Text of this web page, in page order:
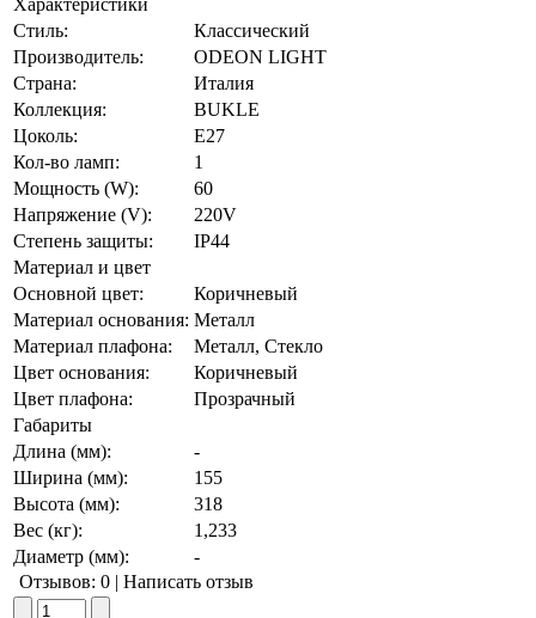
Характеристики
Стиль:
Классический
Производитель:
ODEON LIGHT
Страна:
Италия
Коллекция:
BUKLE
Цоколь:
E27
Кол-во ламп:
1
Мощность (W):
60
Напряжение (V):
220V
Степень защиты:
IP44
Материал и цвет
Основной цвет:
Коричневый
Материал основания: Металл
Материал плафона:
Металл, Стекло
Цвет основания:
Коричневый
Цвет плафона:
Прозрачный
Габариты
Длина (мм):
-
Ширина (мм):
155
Высота (мм):
318
Вес (кг):
1,233
Диаметр (мм):
-
Отзывов: 0 | Написать отзыв